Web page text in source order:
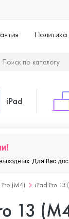
Политика
iPad
iPad Air
Для Вас
Pro (M4) iPad Pro 13
13